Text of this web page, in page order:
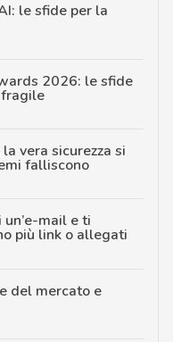
le sfide per la
2026: le sfide
vera sicurezza si
falliscono
mail e ti
più link o allegati
del mercato e